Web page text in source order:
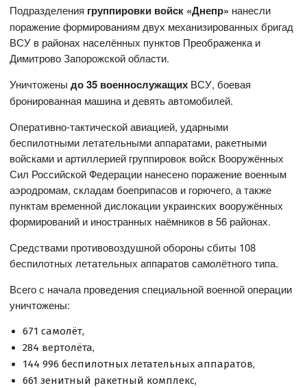
Подразделения группировки войск «Днепр» нанесли
поражение формированиям двух механизированных бригад
ВСУ в районах населённых пунктов Преображенка и
Димитрово Запорожской области.
Уничтоженыдо 35 военнослужащих ВСУ, боевая
бронированная машина и девять автомобилей.
Оперативно-тактической авиацией, ударными
беспилотными летательными аппаратами, ракетными
войсками и артиллерией группировок войск Вооружённых
Сил Российской Федерации нанесено поражение военным
аэродромам, складам боеприпасов и горючего, а также
пунктам временной дислокации украинских вооружённых
формирований и иностранных наёмников в 56 районах.
Средствами противовоздушной обороны сбиты 108
беспилотных летательных аппаратов самолётного типа.
Всего с начала проведения специальной военной операции
уничтожены:
671 самолёт,
284 вертолёта,
144 996 беспилотных летательных аппаратов,
661 зенитный ракетный комплекс,